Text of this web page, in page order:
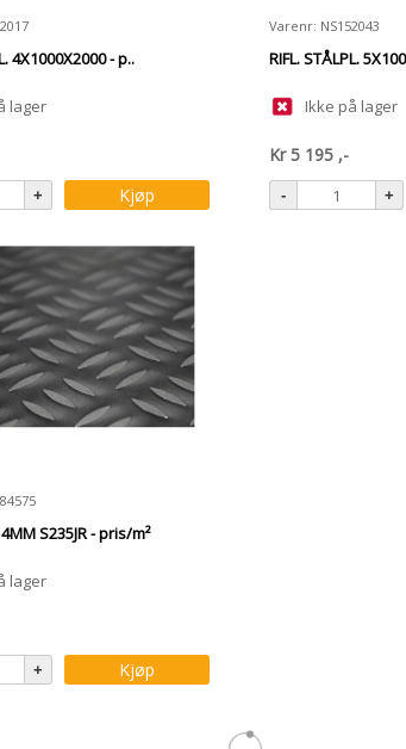
4X1000X2000 - p..
lager
Kjøp
Varenr: NS152043
RIFL. STÅLPL.
Ikke på lager
Kr5 195 ,-
S235JR - pris/m²
lager
Kjøp